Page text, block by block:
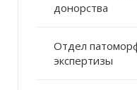
донорства
Отдел
экспертизы